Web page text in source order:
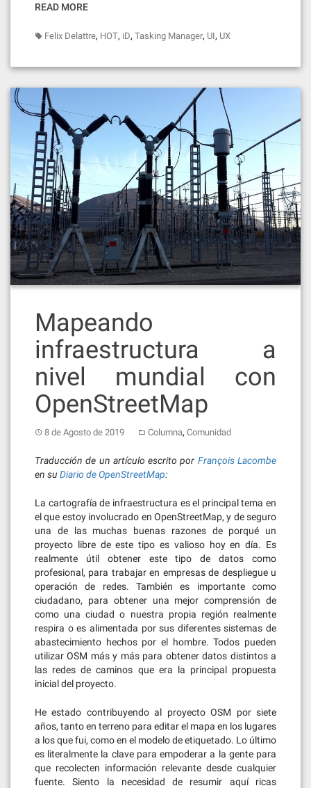
READ MORE
Felix Delattre, HOT, iD, Tasking Manager, UI, UX
Mapeando
infraestructura a
nivel mundial con
OpenStreetMap
8 de Agosto de 2019 Columna, Comunidad
Traducción de un artículo escrito por François Lacombe
en su Diario de OpenStreetMap:
La cartografía de infraestructura es el principal tema en
el que estoy involucrado en OpenStreetMap, y de seguro
una de las muchas buenas razones de porqué un
proyecto libre de este tipo es valioso hoy en día. Es
realmente útil obtener este tipo de datos como
profesional, para trabajar en empresas de despliegue u
operación de redes. También es importante como
ciudadano, para obtener una mejor comprensión de
como una ciudad o nuestra propia región realmente
respira o es alimentada por sus diferentes sistemas de
abastecimiento hechos por el hombre. Todos pueden
utilizar OSM más y más para obtener datos distintos a
las redes de caminos que era la principal propuesta
inicial del proyecto.
He estado contribuyendo al proyecto OSM por siete
años, tanto en terreno para editar el mapa en los lugares
a los que fui, como en el modelo de etiquetado. Lo último
es literalmente la clave para empoderar a la gente para
que recolecten información relevante desde cualquier
fuente. Siento la necesidad de resumir aquí ricas